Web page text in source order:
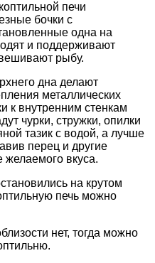
печи
бочки с
одна на
и поддерживают
рыбу.
дна делают
металлических
к внутренним стенкам
чурки, стружки, опилки
тазик с водой, а лучше
перец и другие
вкуса.
на крутом
печь можно
нет, тогда можно